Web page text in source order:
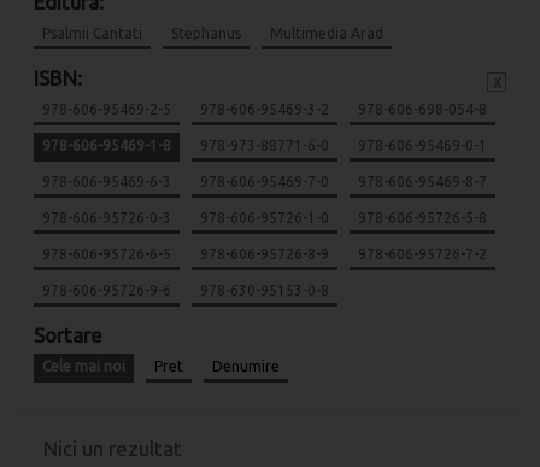
Psalmii Cantati Stephanus Multimedia Arad
ISBN:
978-606-95469-2-5 978-606-95469-3-2 978-606-698-054-8
978-606-95469-1-8 978-973-88771-6-0 978-606-95469-0-1
978-606-95469-6-3 978-606-95469-7-0 978-606-95469-8-7
978-606-95726-0-3 978-606-95726-1-0 978-606-95726-5-8
978-606-95726-6-5 978-606-95726-8-9 978-606-95726-7-2
978-606-95726-9-6 978-630-95153-0-8
Sortare
Cele mai noi Pret Denumire
Nici un rezultat